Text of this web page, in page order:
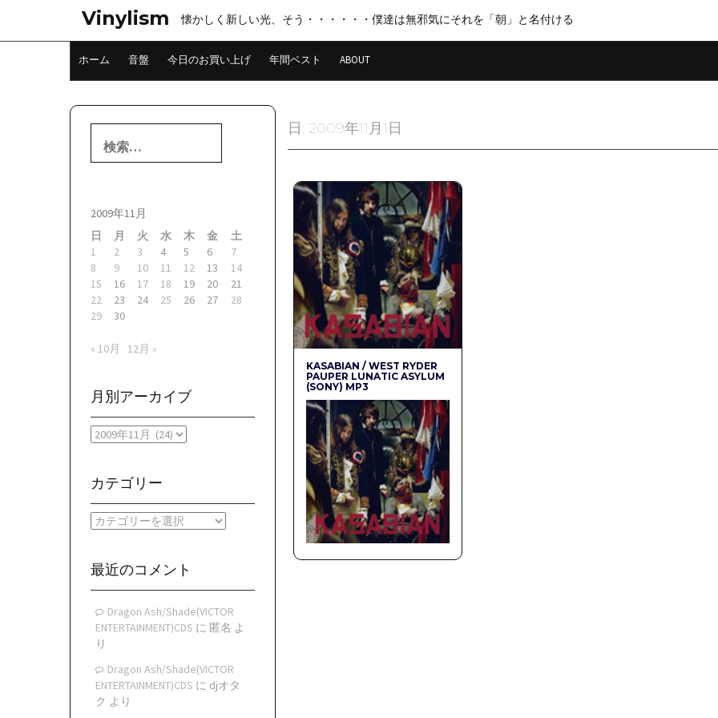
テ
Vinylism 懐かしく新しい光、そう・・・・・・僕達は無邪気にそれを「朝」と名付ける
ホーム 音盤 今日のお買い上げ 年間ベスト ABOUT
日: 2009年11月1日
KASABIAN / WEST RYDER
PAUPER LUNATIC ASYLUM
(SONY) MP3
索:
2009年11月
日
月 火 水 木 金
土
1
2 3 4 5 6
7
8
9 10 11 12 13
14
15
16 17 18 19 20
21
22
23 24 25 26 27
28
29
30
« 10月 12月 »
月別アーカイブ
月
ー
イ
ブ
カテゴリー
カ
リ
最近のコメント
Dragon Ash/Shade(VICTOR
ENTERTAINMENT)CDS に 匿名 よ
り
Dragon Ash/Shade(VICTOR
ENTERTAINMENT)CDS に djオタ
ク より